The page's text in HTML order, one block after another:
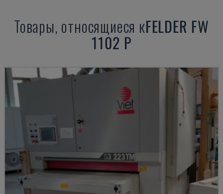
Товары, относящиеся кFELDER FW
1102 P